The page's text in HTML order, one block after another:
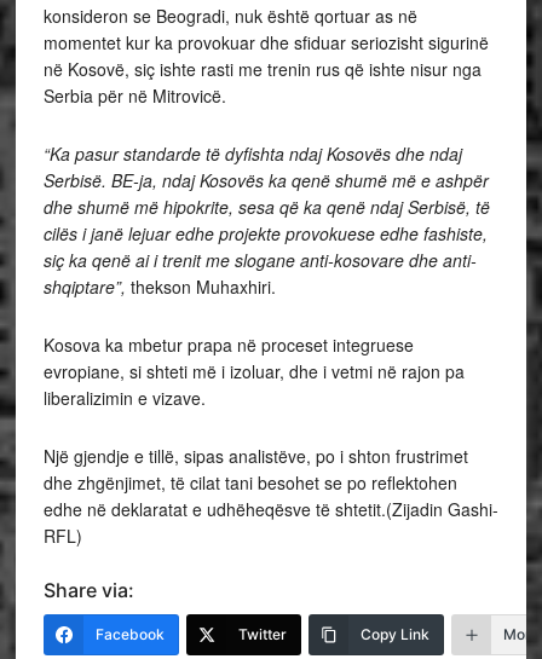
konsideron se Beogradi, nuk është qortuar as në
momentet kur ka provokuar dhe sfiduar seriozisht sigurinë
në Kosovë, siç ishte rasti me trenin rus që ishte nisur nga
Serbia për në Mitrovicë.
“Ka pasur standarde të dyfishta ndaj Kosovës dhe ndaj
Serbisë. BE-ja, ndaj Kosovës ka qenë shumë më e ashpër
dhe shumë më hipokrite, sesa që ka qenë ndaj Serbisë, të
cilës i janë lejuar edhe projekte provokuese edhe fashiste,
siç ka qenë ai i trenit me slogane anti-kosovare dhe anti-
shqiptare”, thekson Muhaxhiri.
Kosova ka mbetur prapa në proceset integruese
evropiane, si shteti më i izoluar, dhe i vetmi në rajon pa
liberalizimin e vizave.
Një gjendje e tillë, sipas analistëve, po i shton frustrimet
dhe zhgënjimet, të cilat tani besohet se po reflektohen
edhe në deklaratat e udhëheqësve të shtetit.(Zijadin Gashi-
RFL)
Share via:
Facebook Twitter Copy Link More